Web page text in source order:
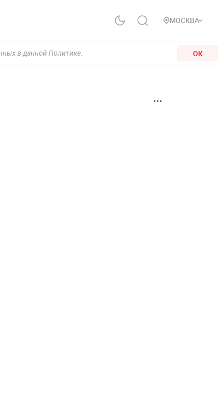
МОСКВА
в данной Политике. ОК